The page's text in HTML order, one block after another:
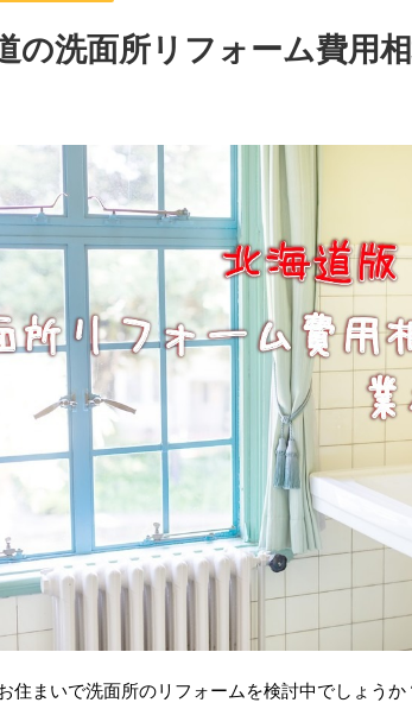
の洗面所リフォーム費用
住まいで洗面所のリフォームを検討中でしょうか